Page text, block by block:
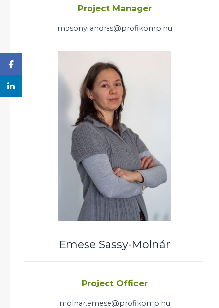
Project Manager
mosonyi.andras@profikomp.hu
Emese Sassy-Molnár
Project Officer
molnar.emese@profikomp.hu